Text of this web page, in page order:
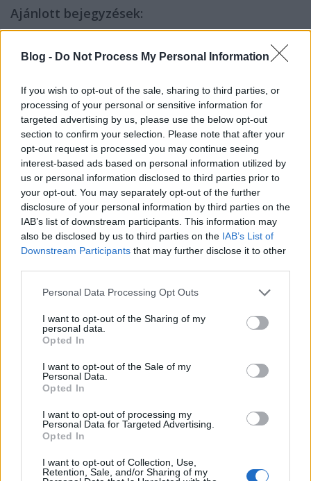
Blog - Do Not Process My Personal Information
If you wish to opt-out of the sale, sharing to third parties, or
processing of your personal or sensitive information for
targeted advertising by us, please use the below opt-out
section to confirm your selection. Please note that after your
opt-out request is processed you may continue seeing
interest-based ads based on personal information utilized by
us or personal information disclosed to third parties prior to
your opt-out. You may separately opt-out of the further
disclosure of your personal information by third parties on the
IAB’s list of downstream participants. This information may
also be disclosed by us to third parties on the IAB’s List of
Downstream Participants that may further disclose it to other
Please note that this website/app uses one or more Google
not limited to your visit or usage behaviour. You may click to
grant or deny consent to Google and its third-party tags to
use your data for below specified purposes in below Google
consent section.
Personal Data Processing Opt Outs
I want to opt-out of the Sharing of my
personal data.
Opted In
I want to opt-out of the Sale of my
Personal Data.
Opted In
I want to opt-out of processing my
Personal Data for Targeted Advertising.
Opted In
I want to opt-out of Collection, Use,
Retention, Sale, and/or Sharing of my
Ajánlott bejegyzések:
A negyedik lesz a The Good Place
A monte-carlói tévéfesztivál mezőnye
tűpontosan mutatja, hogyan változik a
nemzetközi televíziózás
Kettősen mér a Médiatanács mércéje
Huszti Kata nyerte az első Exatlon
Hungaryt
Zsinórban a második Trónok harca-rész
is kiszivárgott
Szólj hozzá!
A hozzászóláshoz be kell lépned!